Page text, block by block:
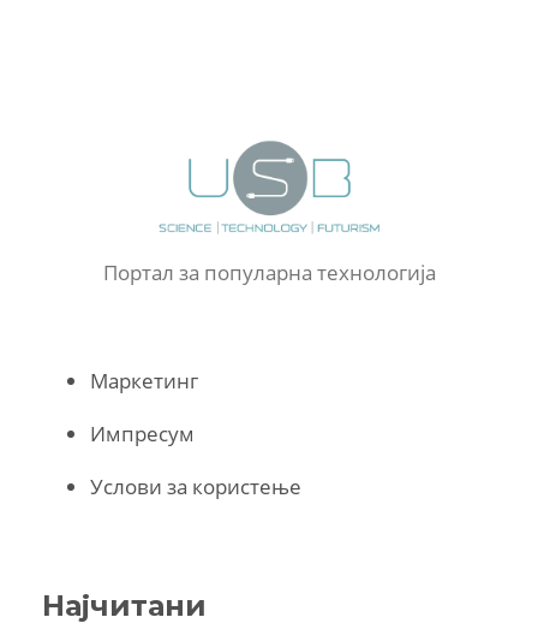
Портал за популарна технологија
Маркетинг
Импресум
Услови за користење
Најчитани